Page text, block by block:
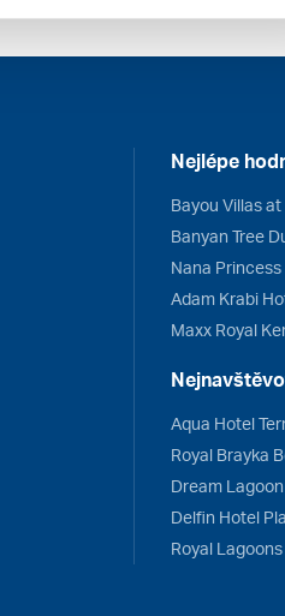
Nejlépe
Adam Krabi
Maxx Royal
Aqua Hotel
Royal Brayka
Delfin Hotel
Royal